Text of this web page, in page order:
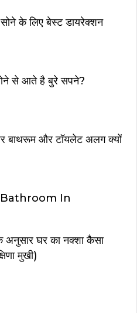
के लिए बेस्ट डायरेक्शन
से आते है बुरे सपने?
बाथरूम और टॉयलेट अलग क्यों
In
अनुसार घर का नक्शा कैसा
मुखी)